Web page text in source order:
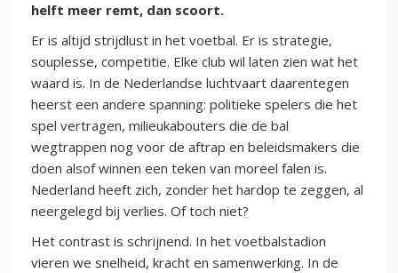
helft meer remt, dan scoort.
Er is altijd strijdlust in het voetbal. Er is strategie,
souplesse, competitie. Elke club wil laten zien wat het
waard is. In de Nederlandse luchtvaart daarentegen
heerst een andere spanning: politieke spelers die het
spel vertragen, milieukabouters die de bal
wegtrappen nog voor de aftrap en beleidsmakers die
doen alsof winnen een teken van moreel falen is.
Nederland heeft zich, zonder het hardop te zeggen, al
neergelegd bij verlies. Of toch niet?
Het contrast is schrijnend. In het voetbalstadion
vieren we snelheid, kracht en samenwerking. In de